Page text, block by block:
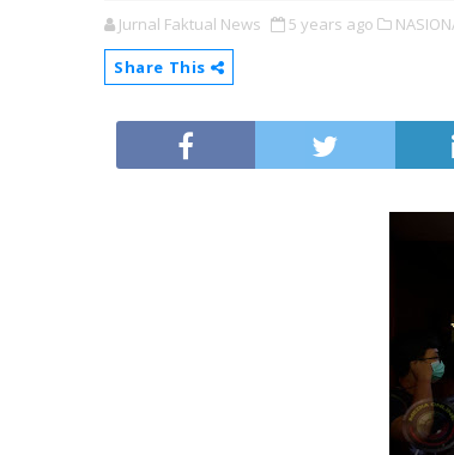
Jurnal Faktual News 5 years ago
Share This